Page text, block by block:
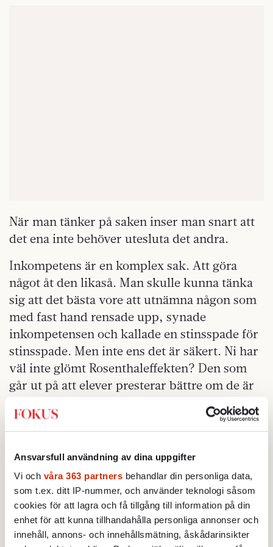
Ansvarsfull användning av dina uppgifter
Vi och våra 363 partners behandlar din personliga data,
som t.ex. ditt IP-nummer, och använder teknologi såsom
cookies för att lagra och få tillgång till information på din
enhet för att kunna tillhandahålla personliga annonser och
innehåll, annons- och innehållsmätning, åskådarinsikter
När man tänker på saken inser man snart att
det ena inte behöver utesluta det andra.
Inkompetens är en komplex sak. Att göra
något åt den likaså. Man skulle kunna tänka
sig att det bästa vore att utnämna någon som
med fast hand rensade upp, synade
inkompetensen och kallade en stinsspade för
stinsspade. Men inte ens det är säkert. Ni har
väl inte glömt Rosenthaleffekten? Den som
går ut på att elever presterar bättre om de är
DET BÄSTA VIkan göra är kanske att le
informationschefer, VD:ar och
generaldirektörer. Stötta dem och försöka
hålla hoppet vid liv. Ungefär som DN.